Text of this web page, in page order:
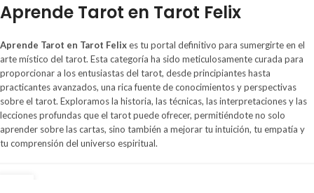
Aprende Tarot en Tarot Felix
Aprende Tarot en Tarot Felixes tu portal definitivo para sumergirte en el
arte místico del tarot. Esta categoría ha sido meticulosamente curada para
proporcionar a los entusiastas del tarot, desde principiantes hasta
practicantes avanzados, una rica fuente de conocimientos y perspectivas
sobre el tarot. Exploramos la historia, las técnicas, las interpretaciones y las
lecciones profundas que el tarot puede ofrecer, permitiéndote no solo
aprender sobre las cartas, sino también a mejorar tu intuición, tu empatía y
tu comprensión del universo espiritual.